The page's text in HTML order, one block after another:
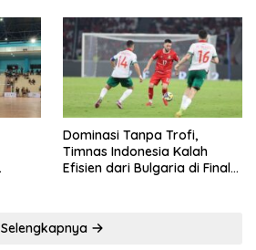
Dominasi Tanpa Trofi,
Timnas Indonesia Kalah
Efisien dari Bulgaria di Final
Selengkapnya